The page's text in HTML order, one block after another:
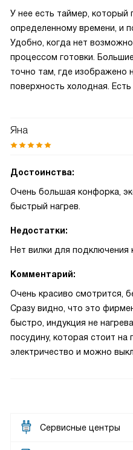
У нее есть таймер, который
определенному времени, и
Удобно, когда нет
процессом готовки.
точно там, где изображено
поверхность холодная.
Яна
Достоинства:
Очень большая конфорка,
быстрый нагрев.
Недостатки:
Нет вилки для подключения
Комментарий:
Очень красиво смотрится,
Сразу видно, что это
быстро, индукция не
посудину, которая стоит на
электричество и можно
Сервисные центры